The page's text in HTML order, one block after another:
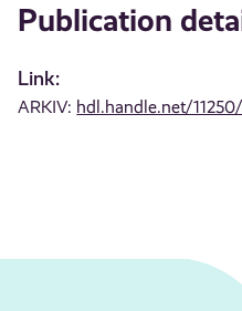
Publication
Link:
ARKIV: hdl.handle.net/